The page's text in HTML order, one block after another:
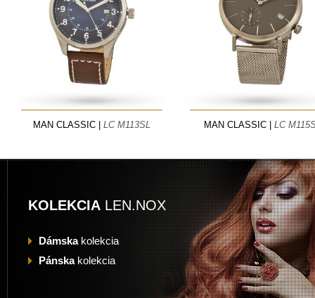
MAN CLASSIC | LC M113SL MAN CLASSIC | LC
KOLEKCIA LEN.NOX
Dámskakolekcia
Pánskakolekcia